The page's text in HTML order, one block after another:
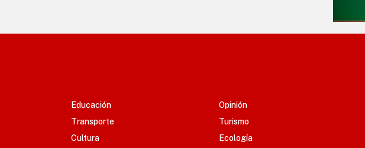
Educación
Transporte
Cultura
Opinión
Turismo
Ecología